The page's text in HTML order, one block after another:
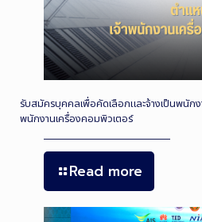
รับสมัครบุคคลเพื่อคัดเลือกและจ้างเป็นพนักง
พนักงานเครื่องคอมพิวเตอร์
Read more